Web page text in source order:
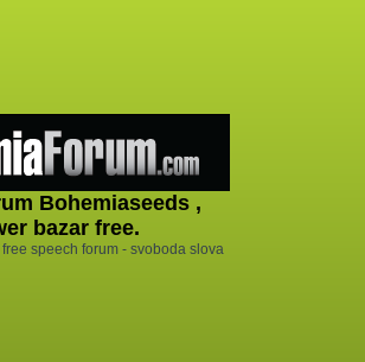
Bohemiaseeds ,
bazar free.
speech forum - svoboda slova